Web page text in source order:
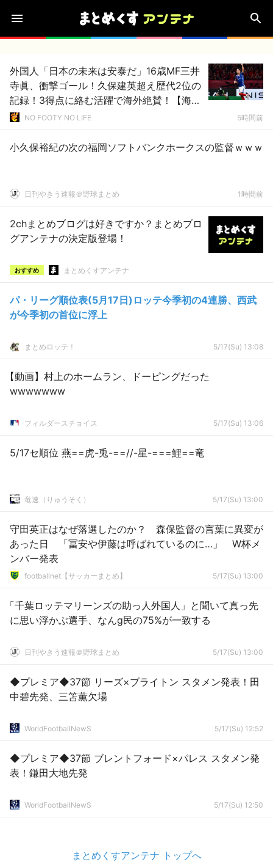
外国人「日本の未来は安泰だ」16歳MF三井
寺眞、衝撃ゴール！久保建英超え歴代2位の
記録！3得点に絡む活躍で海外絶賛！【海外
の反応】
NO FOOTY NO LIFE 5時間前
小久保裕紀の次の福岡ソフトバンクホークスの監督ｗｗｗ
日刊やきう速報＠野球まとめ 1時間前
2chまとめブログは好きですか？まとめブロ
グアンテナの決定版登場！
おすすめ まとめくすアンテナ
パ・リーグ順位表(5月17日)ロッテ今季初の4連勝、西武
が今季初の首位に浮上
まとめロッテ！ 5/17(Su) 13:08
【動画】村上のホームラン、ドーピングだった
wwwwwww
フィルダースチョイス 5/17(Su) 13:06
5/17セ順位 燕==虎-兎-==//-星-===鯉==竜
竜速（りゅうそく） 5/17(Su) 13:00
守田英正はなぜ落選したのか？ 森保監督の言葉に異変が
あった日 「冨安や伊藤は呼ばれているのに…」 W杯メ
ンバー発表
footballnet【サッカーまとめ】 5/17(Su) 13:00
「千葉ロッテマリーンズの助っ人外国人」と聞いて真っ先
に思い浮かぶ選手、なんg民の75%が一致する
日刊やきう速報＠野球まとめ 5/17(Su) 13:00
◆プレミア◆37節 リーズ×ブライトン スタメン発表！田
中碧先発、三笘薫欠場
WorldFootballNewS 5/17(Su) 12:52
◆プレミア◆37節 ブレントフォード×パレス スタメン発
表！鎌田大地先発
WorldFootballNewS 5/17(Su) 12:50
まとめくすアンテナ トップへ